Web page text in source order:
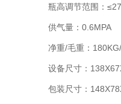
瓶高调节范围：
供气量：0.6MPA
净重/毛重：180KG/
设备尺寸：
包装尺寸：